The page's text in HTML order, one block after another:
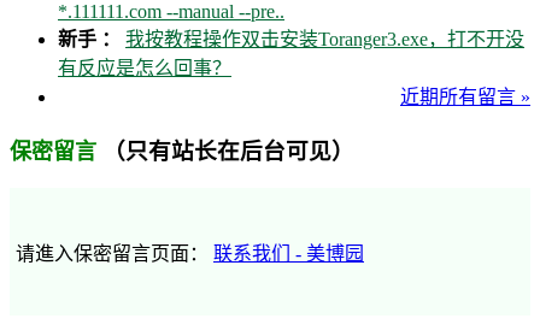
*.111111.com --manual --pre..
新手 ： 我按教程操作双击安装Toranger3.exe，打不开没
有反应是怎么回事？
近期所有留言 »
保密留言 （只有站长在后台可见）
请進入保密留言页面： 联系我们 - 美博园